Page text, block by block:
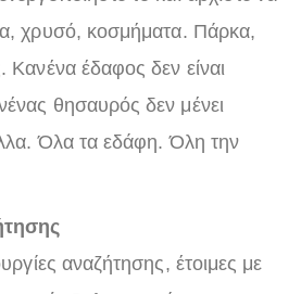
χρυσό, κοσμήματα. Πάρκα,
έδαφος δεν είναι
θησαυρός δεν μένει
Όλα τα εδάφη. Όλη την
αναζήτησης, έτοιμες με